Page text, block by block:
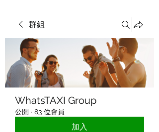
群組
WhatsTAXI Group
公開 · 83 位會員
加入